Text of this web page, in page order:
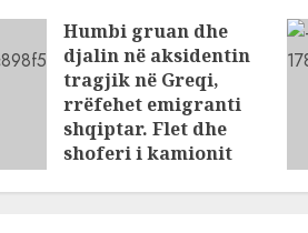
Humbi gruan dhe
djalin në aksidentin
tragjik në Greqi,
rrëfehet emigranti
shqiptar. Flet dhe
shoferi i kamionit